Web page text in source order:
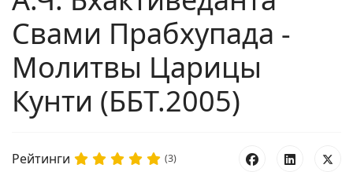
Свами Прабхупада -
Молитвы Царицы
Кунти (ББТ.2005)
Рейтинги (3)